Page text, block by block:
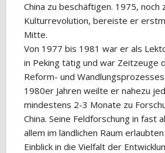
China zu beschäftigen. 1975, noch
Kulturrevolution, bereiste er
Mitte.
Von 1977 bis 1981 war er als
in Peking tätig und war Zeitzeuge
Reform- und
1980er Jahren weilte er nahezu
mindestens 2-3 Monate zu
China. Seine Feldforschung in fast
allem im ländlichen Raum
Einblick in die Vielfalt der